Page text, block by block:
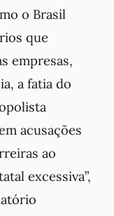
o Brasil
que
empresas,
a fatia do
acusações
ao
excessiva”,